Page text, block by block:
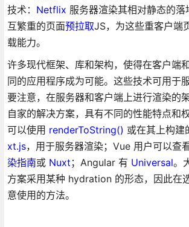
技术： Netflix 服务器渲染其相对静态的落
互繁重的页面预拉取JS，为这些重客户端
载能力。
许多现代框架、库和架构，使得在客户端
同的应用程序成为可能。这些技术可用于
要注意，在服务器和客户端上进行渲染的
自家的解决方案，具有不同的性能特点和
可以使用 renderToString() 或在其上构建
xt.js，用于服务器渲染；Vue 用户可以查
染指南或 Nuxt ；Angular 有 Universal。
方案采用某种 hydration 的形态，因此在
意使用的方法。